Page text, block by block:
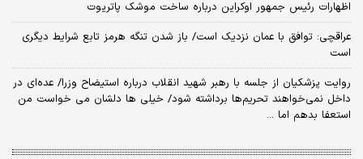
اظهارات رئیس جمهور اوکراین درباره ساخت موشک پاتریوت
عراقچی: توافق با عمان نزدیک است/ باز شدن تنگه هرمز تابع شرایط دیگری
است
روایت پزشکیان از جلسه با رهبر شهید انقلاب درباره استیضاح وزرا/ عده‌ای در
داخل نمی‌خواهند تحریم‌ها برداشته شود/ خیلی ها دلشان می خواست من
استعفا بدهم اما ...